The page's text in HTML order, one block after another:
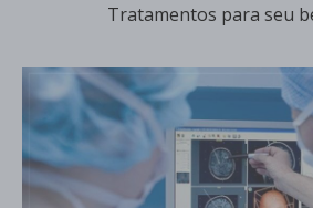
Tratamentos para seu